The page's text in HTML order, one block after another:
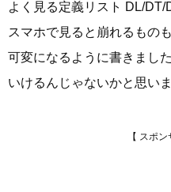
よく見る定義リスト DL/
スマホで見ると崩れるもの
可変になるように書きまし
いけるんじゃないかと思いま